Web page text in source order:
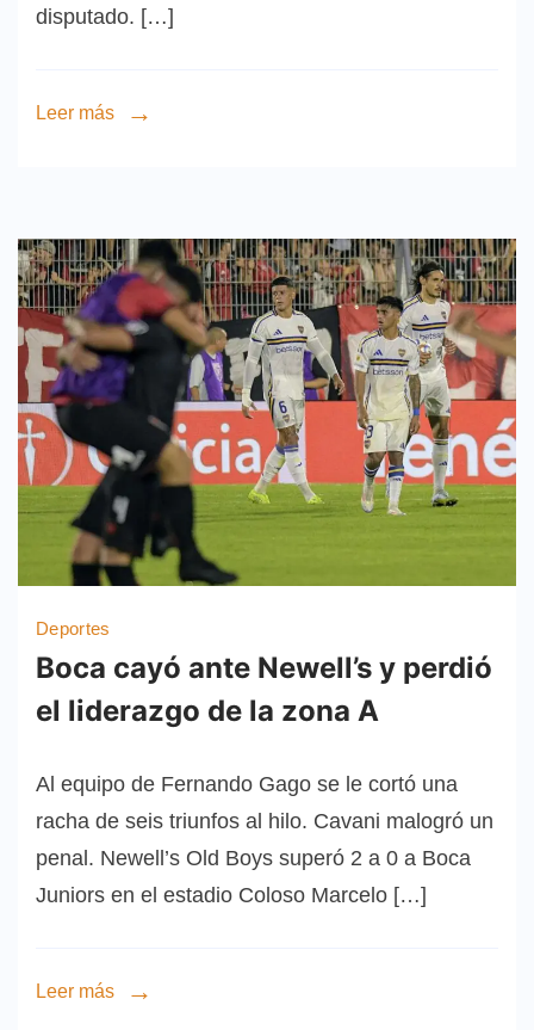
disputado. […]
Leer más
Deportes
Boca cayó ante Newell’s y perdió
el liderazgo de la zona A
Al equipo de Fernando Gago se le cortó una
racha de seis triunfos al hilo. Cavani malogró un
penal. Newell’s Old Boys superó 2 a 0 a Boca
Juniors en el estadio Coloso Marcelo […]
Leer más